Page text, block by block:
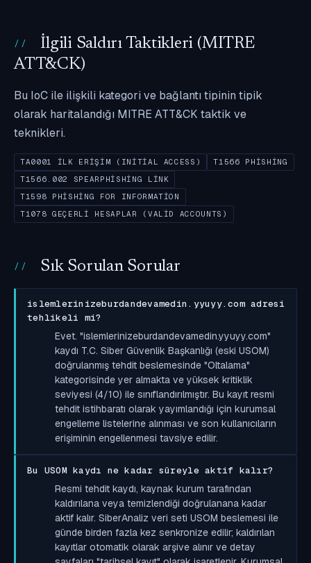
İlgili Saldırı Taktikleri (MITRE
ATT&CK)
Bu IoC ile ilişkili kategori ve bağlantı tipinin tipik
olarak haritalandığı MITRE ATT&CK taktik ve
teknikleri.
TA0001 İLK ERIŞIM (INITIAL ACCESS)
T1566 PHISHING
T1566.002 SPEARPHISHING LINK
T1598 PHISHING FOR INFORMATION
T1078 GEÇERLI HESAPLAR (VALID ACCOUNTS)
Sık Sorulan Sorular
islemlerinizeburdandevamedin.yyuyy.com adresi
tehlikeli mi?
Evet. "islemlerinizeburdandevamedin.yyuyy.com"
kaydı T.C. Siber Güvenlik Başkanlığı (eski USOM)
doğrulanmış tehdit beslemesinde "Oltalama"
kategorisinde yer almakta ve yüksek kritiklik
seviyesi (4/10) ile sınıflandırılmıştır. Bu kayıt resmi
tehdit istihbaratı olarak yayımlandığı için kurumsal
engelleme listelerine alınması ve son kullanıcıların
erişiminin engellenmesi tavsiye edilir.
Bu USOM kaydı ne kadar süreyle aktif kalır?
Resmi tehdit kaydı, kaynak kurum tarafından
kaldırılana veya temizlendiği doğrulanana kadar
aktif kalır. SiberAnaliz veri seti USOM beslemesi ile
günde birden fazla kez senkronize edilir; kaldırılan
kayıtlar otomatik olarak arşive alınır ve detay